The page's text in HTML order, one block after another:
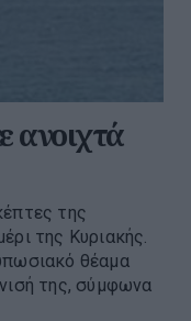
ανοιχτά
της
της Κυριακής.
θέαμα
της, σύμφωνα